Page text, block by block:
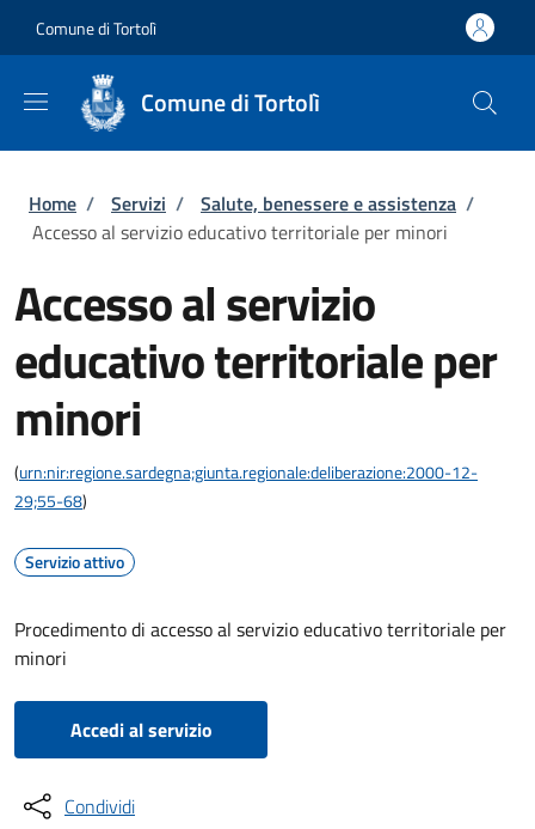
Comune di Tortolì
Comune di Tortolì
Briciole di pane
Home / Servizi / Salute, benessere e assistenza /
Accesso al servizio educativo territoriale per minori
Accesso al servizio
educativo territoriale per
minori
(urn:nir:regione.sardegna;giunta.regionale:deliberazione:2000-12-
29;55-68)
Servizio attivo
Procedimento di accesso al servizio educativo territoriale per
minori
Accedi al servizio
Condividi